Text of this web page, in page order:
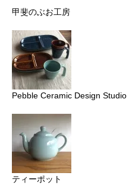
甲斐のぶお工房
Pebble Ceramic Design Studio
ティーポット